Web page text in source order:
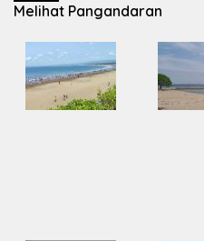
Melihat Pangandaran